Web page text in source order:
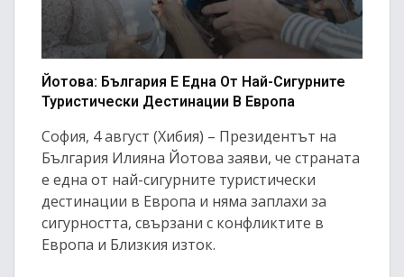
Йотова: България Е Една От Най-Сигурните
Туристически Дестинации В Европа
София, 4 август (Хибия) – Президентът на
България Илияна Йотова заяви, че страната
е една от най-сигурните туристически
дестинации в Европа и няма заплахи за
сигурността, свързани с конфликтите в
Европа и Близкия изток.